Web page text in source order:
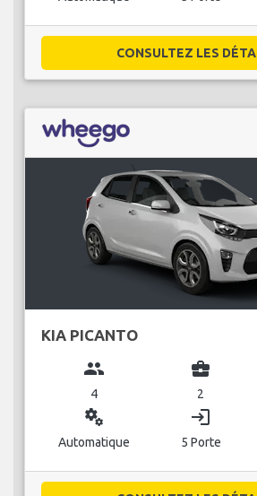
CONSULTEZ LES
KIA PICANTO
group
4
business_center
2
miscellaneous_services
Automatique
login
5 Porte